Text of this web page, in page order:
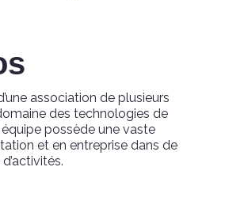
association de plusieurs
des technologies de
possède une vaste
et en entreprise dans de